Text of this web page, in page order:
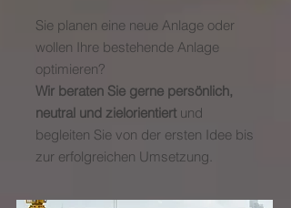
Sie planen eine neue Anlage oder
wollen Ihre bestehende Anlage
optimieren?
Wir beraten Sie gerne persönlich,
neutral und zielorientiert und
begleiten Sie von der ersten Idee bis
zur erfolgreichen Umsetzung.